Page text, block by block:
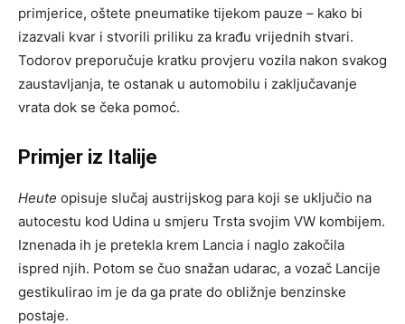
primjerice, oštete pneumatike tijekom pauze – kako bi
izazvali kvar i stvorili priliku za krađu vrijednih stvari.
Todorov preporučuje kratku provjeru vozila nakon svakog
zaustavljanja, te ostanak u automobilu i zaključavanje
vrata dok se čeka pomoć.
Primjer iz Italije
Heute opisuje slučaj austrijskog para koji se uključio na
autocestu kod Udina u smjeru Trsta svojim VW kombijem.
Iznenada ih je pretekla krem Lancia i naglo zakočila
ispred njih. Potom se čuo snažan udarac, a vozač Lancije
gestikulirao im je da ga prate do obližnje benzinske
postaje.